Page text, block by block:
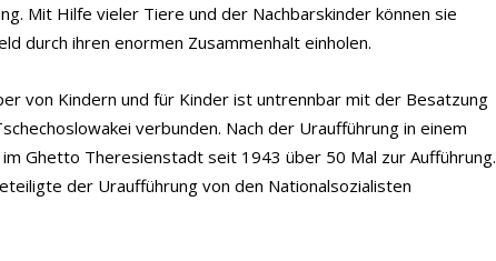
Mit Hilfe vieler Tiere und der Nachbarskinder können sie
durch ihren enormen Zusammenhalt einholen.
von Kindern und für Kinder ist untrennbar mit der Besatzung
verbunden. Nach der Uraufführung in einem
Ghetto Theresienstadt seit 1943 über 50 Mal zur Aufführung.
der Uraufführung von den Nationalsozialisten